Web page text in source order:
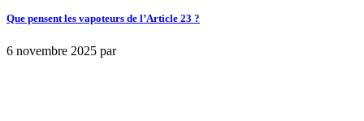
Que pensent les vapoteurs de l’Article 23 ?
6 novembre 2025 par